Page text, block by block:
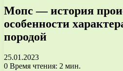
Мопс — история
особенности
породой
25.01.2023
0 Время чтения: 2 мин.